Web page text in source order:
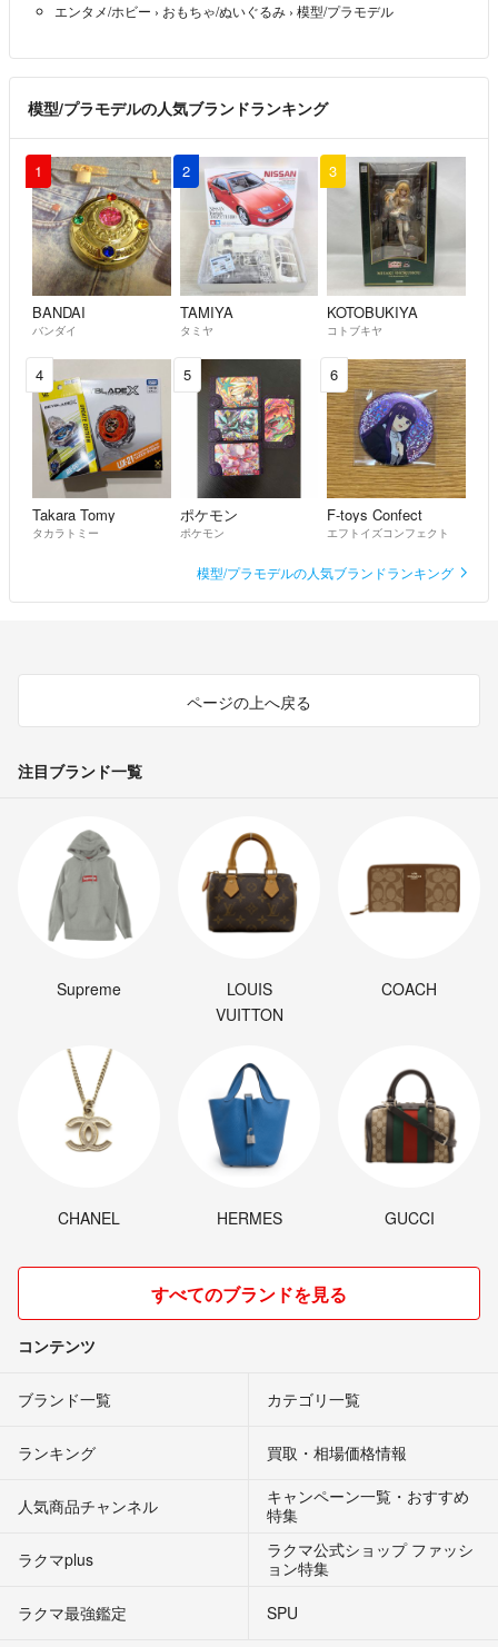
John Matrix - 1年以上前
エンタメ/ホビー › おもちゃ/ぬいぐるみ › 模型/プラモデル
模型/プラモデルの人気ブランドランキング
1
BANDAI
バンダイ
2
TAMIYA
タミヤ
3
KOTOBUKIYA
コトブキヤ
4
Takara Tomy
タカラトミー
5
ポケモン
ポケモン
6
F-toys Confect
エフトイズコンフェクト
模型/プラモデルの人気ブランドランキング
ページの上へ戻る
注目ブランド一覧
Supreme
LOUIS
VUITTON
COACH
CHANEL HERMES GUCCI
すべてのブランドを見る
コンテンツ
ブランド一覧 カテゴリ一覧
ランキング 買取・相場価格情報
人気商品チャンネル
キャンペーン一覧・おすすめ
特集
ラクマplus
ラクマ公式ショップ ファッシ
ョン特集
ラクマ最強鑑定
SPU